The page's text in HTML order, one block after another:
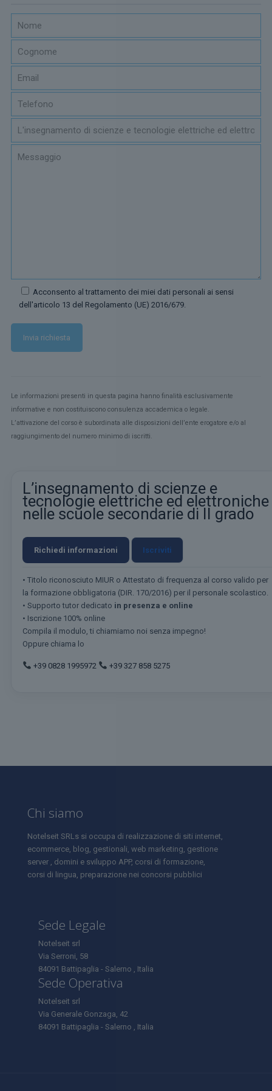
Acconsento al trattamento dei miei dati personali ai sensi
dell'articolo 13 del Regolamento (UE) 2016/679.
Le informazioni presenti in questa pagina hanno finalità esclusivamente
informative e non costituiscono consulenza accademica o legale.
L’attivazione del corso è subordinata alle disposizioni dell’ente erogatore e/o al
raggiungimento del numero minimo di iscritti.
L’insegnamento di scienze e
tecnologie elettriche ed elettroniche
nelle scuole secondarie di II grado
Richiedi informazioni Iscriviti
• Titolo riconosciuto MIUR o Attestato di frequenza al corso valido per
la formazione obbligatoria (DIR. 170/2016) per il personale scolastico.
• Supporto tutor dedicato in presenza e online
• Iscrizione 100% online
Compila il modulo, ti chiamiamo noi senza impegno!
Oppure chiama lo
+39 0828 1995972 +39 327 858 5275
Chi siamo
Notelseit SRLs si occupa di realizzazione di siti internet,
ecommerce, blog, gestionali, web marketing, gestione
server , domini e sviluppo APP, corsi di formazione,
corsi di lingua, preparazione nei concorsi pubblici
Sede Legale
Notelseit srl
Via Serroni, 58
84091 Battipaglia - Salerno , Italia
Sede Operativa
Notelseit srl
Via Generale Gonzaga, 42
84091 Battipaglia - Salerno , Italia